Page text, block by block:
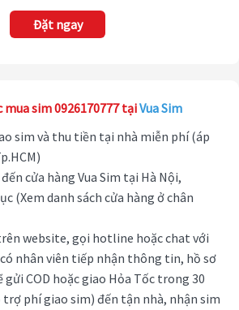
Đặt ngay
sim 0926170777 tạiVua Sim
sim và thu tiền tại nhà miễn phí (áp
cửa hàng Vua Sim tại Hà Nội,
(Xem danh sách cửa hàng ở chân
website, gọi hotline hoặc chat với
có nhân viên tiếp nhận thông tin, hồ sơ
gửi COD hoặc giao Hỏa Tốc trong 30
phí giao sim) đến tận nhà, nhận sim